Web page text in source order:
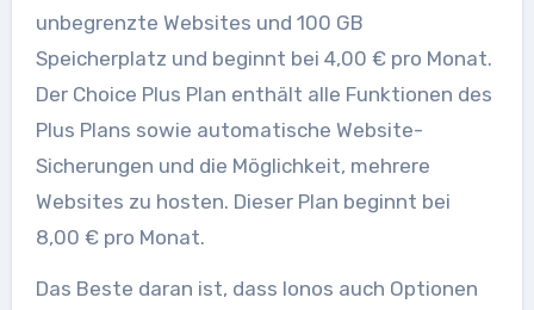
unbegrenzte Websites und 100 GB
Speicherplatz und beginnt bei 4,00 € pro Monat.
Der Choice Plus Plan enthält alle Funktionen des
Plus Plans sowie automatische Website-
Sicherungen und die Möglichkeit, mehrere
Websites zu hosten. Dieser Plan beginnt bei
8,00 € pro Monat.
Das Beste daran ist, dass Ionos auch Optionen